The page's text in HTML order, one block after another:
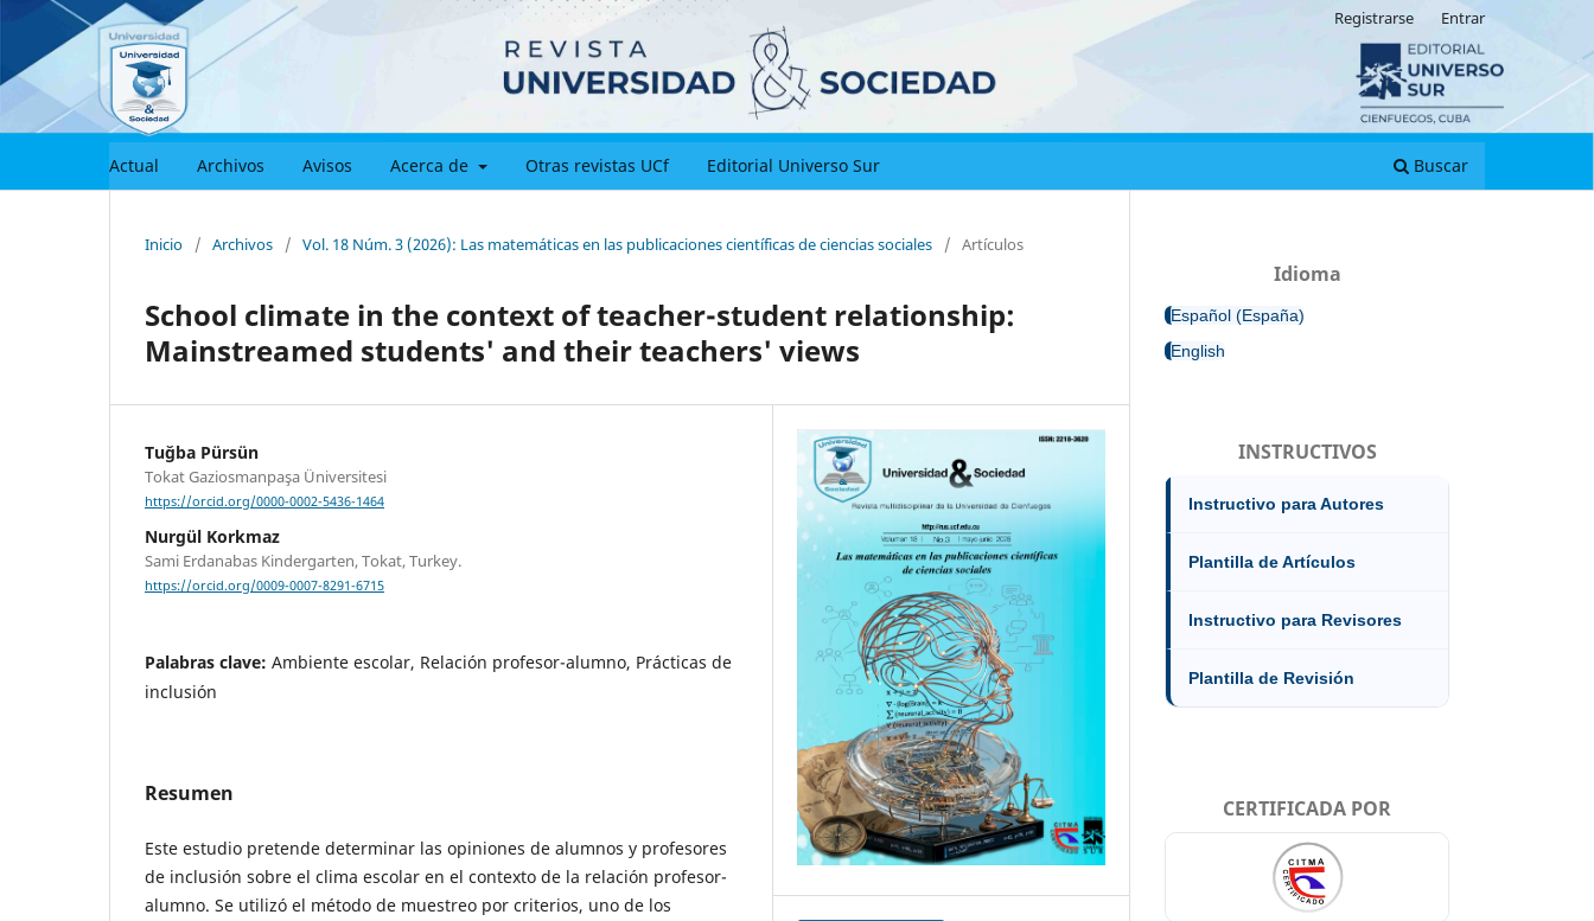
Actual Archivos Avisos Acerca de Otras revistas UCf Editorial Universo Sur Buscar
Registrarse Entrar
Inicio / Archivos / Vol. 18 Núm. 3 (2026): Las matemáticas en las publicaciones científicas de ciencias sociales / Artículos
School climate in the context of teacher-student relationship:
Mainstreamed students' and their teachers' views
Tuğba Pürsün
Tokat Gaziosmanpaşa Üniversitesi
https://orcid.org/0000-0002-5436-1464
Nurgül Korkmaz
Sami Erdanabas Kindergarten, Tokat, Turkey.
https://orcid.org/0009-0007-8291-6715
Palabras clave: Ambiente escolar, Relación profesor-alumno, Prácticas de
inclusión
Resumen
Este estudio pretende determinar las opiniones de alumnos y profesores
de inclusión sobre el clima escolar en el contexto de la relación profesor-
alumno. Se utilizó el método de muestreo por criterios, uno de los
Idioma
Español (España)
English
INSTRUCTIVOS
Instructivo para Autores
Plantilla de Artículos
Instructivo para Revisores
Plantilla de Revisión
CERTIFICADA POR